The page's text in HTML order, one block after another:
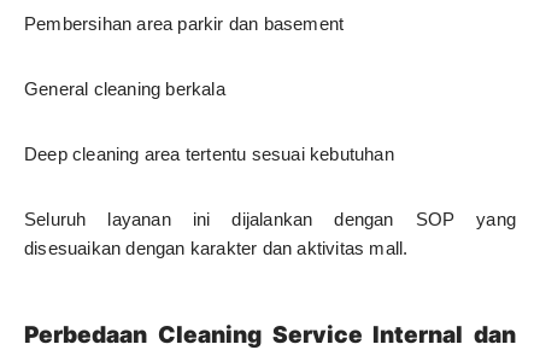
Pembersihan area parkir dan basement
General cleaning berkala
Deep cleaning area tertentu sesuai kebutuhan
Seluruh layanan ini dijalankan dengan SOP yang
disesuaikan dengan karakter dan aktivitas mall.
Perbedaan Cleaning Service Internal dan